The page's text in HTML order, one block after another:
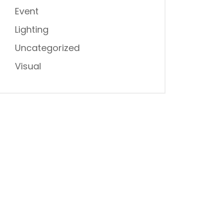
Event
Lighting
Uncategorized
Visual